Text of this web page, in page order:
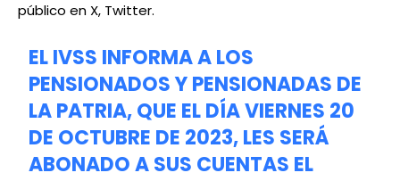
público en X, Twitter.
EL IVSS INFORMA A LOS
PENSIONADOS Y PENSIONADAS DE
LA PATRIA, QUE EL DÍA VIERNES 20
DE OCTUBRE DE 2023, LES SERÁ
ABONADO A SUS CUENTAS EL